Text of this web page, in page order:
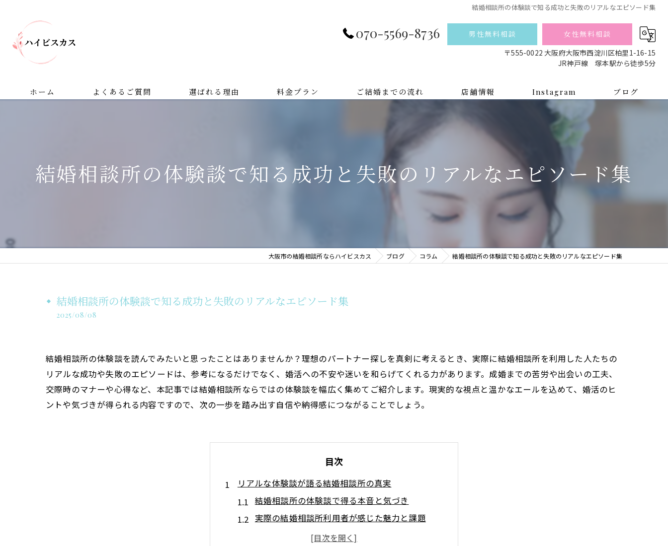
結婚相談所の体験談で知る成功と失敗のリアルなエピソード集
070-5569-8736 男性無料相談 女性無料相談
〒555-0022 大阪府大阪市西淀川区柏里1-16-15
JR神戸線 塚本駅から徒歩5分
ホーム よくあるご質問 選ばれる理由 料金プラン ご結婚までの流れ 店舗情報
スタッフ
Instagram ブログ
結婚相談所の体験談で知る成功と失敗のリアルなエピソード集
大阪市の結婚相談所ならハイビスカス ブログ コラム 結婚相談所の体験談で知る成功と失敗のリアルなエピソード集
結婚相談所の体験談で知る成功と失敗のリアルなエピソード集
2025/08/08
結婚相談所の体験談を読んでみたいと思ったことはありませんか？理想のパートナー探しを真剣に考えるとき、実際に結婚相談所を利用した人たちの
リアルな成功や失敗のエピソードは、参考になるだけでなく、婚活への不安や迷いを和らげてくれる力があります。成婚までの苦労や出会いの工夫、
交際時のマナーや心得など、本記事では結婚相談所ならではの体験談を幅広く集めてご紹介します。現実的な視点と温かなエールを込めて、婚活のヒ
ントや気づきが得られる内容ですので、次の一歩を踏み出す自信や納得感につながることでしょう。
目次
リアルな体験談が語る結婚相談所の真実
結婚相談所の体験談で得る本音と気づき
実際の結婚相談所利用者が感じた魅力と課題
体験談でわかる結婚相談所選びのコツ